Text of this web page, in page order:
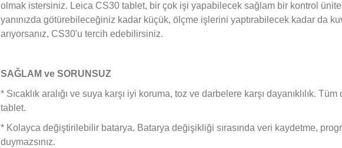
olmak istersiniz. Leica CS30 tablet, bir çok işi yapabilecek sağlam bir kontrol
yanınızda götürebileceğiniz kadar küçük, ölçme işlerini yaptırabilecek kadar da
arıyorsanız, CS30'u tercih edebilirsiniz.
SAĞLAM ve SORUNSUZ
* Sıcaklık aralığı ve suya karşı iyi koruma, toz ve darbelere karşı dayanıklılık.
tablet.
* Kolayca değiştirilebilir batarya. Batarya değişikliği sırasında veri kaydetme,
duymazsınız.